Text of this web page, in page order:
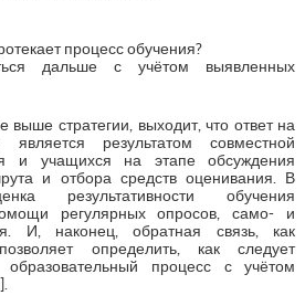
процесс обучения?
дальше с учётом выявленных
стратегии, выходит, что ответ на
является результатом совместной
и учащихся на этапе обсуждения
и отбора средств оценивания. В
результативности обучения
регулярных опросов, само- и
И, наконец, обратная связь, как
определить, как следует
образовательный процесс с учётом